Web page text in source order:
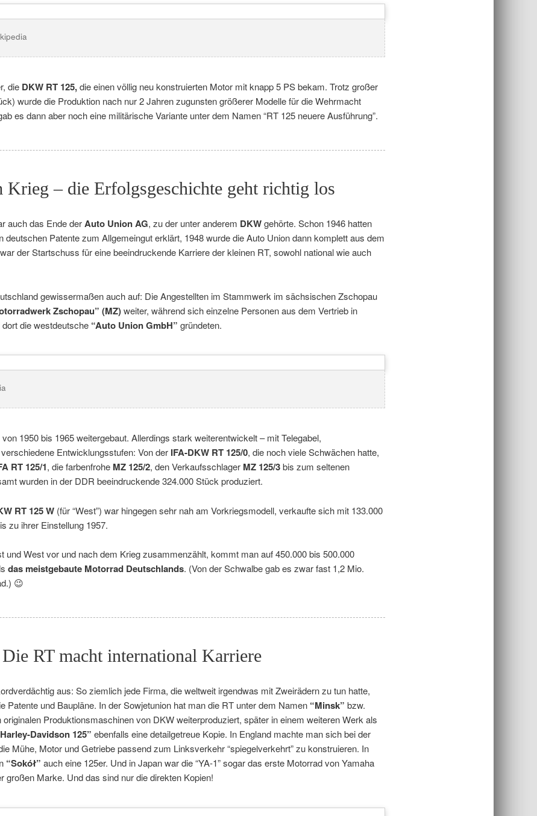
die DKW RT 125,die einen völlig neu konstruierten Motor mit knapp 5 PS bekam. Trotz großer
wurde die Produktion nach nur 2 Jahren zugunsten größerer Modelle für die Wehrmacht
es dann aber noch eine militärische Variante unter dem Namen “RT 125 neuere Ausführung”.
Krieg – die Erfolgsgeschichte geht richtig los
auch das Ende derAuto Union AG, zu der unter anderem DKWgehörte. Schon 1946 hatten
deutschen Patente zum Allgemeingut erklärt, 1948 wurde die Auto Union dann komplett aus dem
der Startschuss für eine beeindruckende Karriere der kleinen RT, sowohl national wie auch
gewissermaßen auch auf: Die Angestellten im Stammwerk im sächsischen Zschopau
Zschopau” (MZ)weiter, während sich einzelne Personen aus dem Vertrieb in
die westdeutsche “Auto Union GmbH” gründeten.
1950 bis 1965 weitergebaut. Allerdings stark weiterentwickelt – mit Telegabel,
Entwicklungsstufen: Von der IFA-DKW RT 125/0, die noch viele Schwächen hatte,
RT 125/1, die farbenfrohe MZ 125/2, den Verkaufsschlager MZ 125/3bis zum seltenen
wurden in der DDR beeindruckende 324.000 Stück produziert.
RT 125 W (für “West”) war hingegen sehr nah am Vorkriegsmodell, verkaufte sich mit 133.000
zu ihrer Einstellung 1957.
und West vor und nach dem Krieg zusammenzählt, kommt man auf 450.000 bis 500.000
das meistgebaute Motorrad Deutschlands. (Von der Schwalbe gab es zwar fast 1,2 Mio.
😉
Die RT macht international Karriere
aus: So ziemlich jede Firma, die weltweit irgendwas mit Zweirädern zu tun hatte,
Patente und Baupläne. In der Sowjetunion hat man die RT unter dem Namen “Minsk” bzw.
originalen Produktionsmaschinen von DKW weiterproduziert, später in einem weiteren Werk als
Davidson 125” ebenfalls eine detailgetreue Kopie. In England machte man sich bei der
Mühe, Motor und Getriebe passend zum Linksverkehr “spiegelverkehrt” zu konstruieren. In
“Sokół” auch eine 125er. Und in Japan war die “YA-1” sogar das erste Motorrad von Yamaha
großen Marke. Und das sind nur die direkten Kopien!